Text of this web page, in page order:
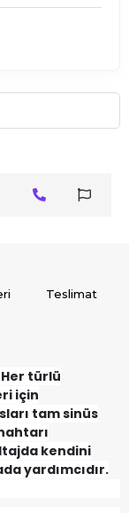
Teslimat
türlü
için
tam sinüs
kendini
yardımcıdır.